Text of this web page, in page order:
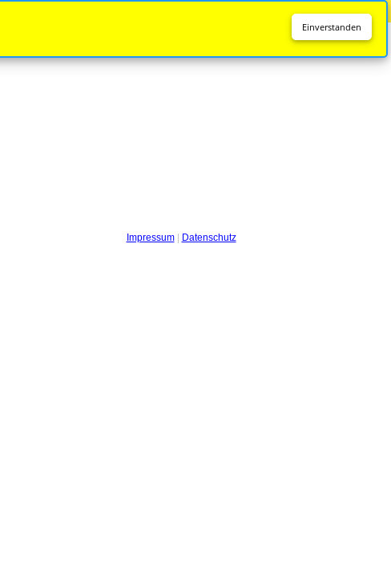
Impressum| Datenschutz
Einverstanden